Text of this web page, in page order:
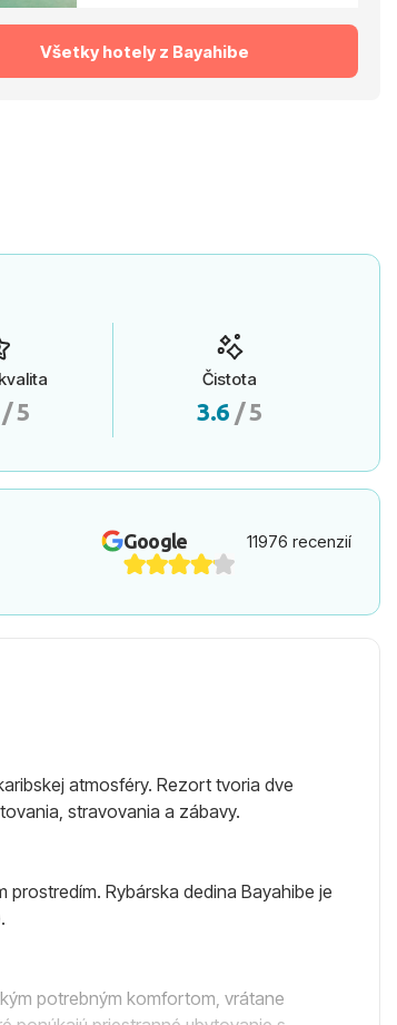
Všetky hotely z Bayahibe
/ 5
Čistota
3.6 / 5
Google 11976 recenzií
atmosféry. Rezort tvoria dve
stravovania a zábavy.
Rybárska dedina Bayahibe je
potrebným komfortom, vrátane